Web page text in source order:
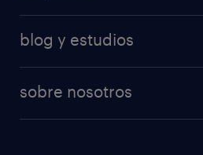
blog y estudios
sobre nosotros